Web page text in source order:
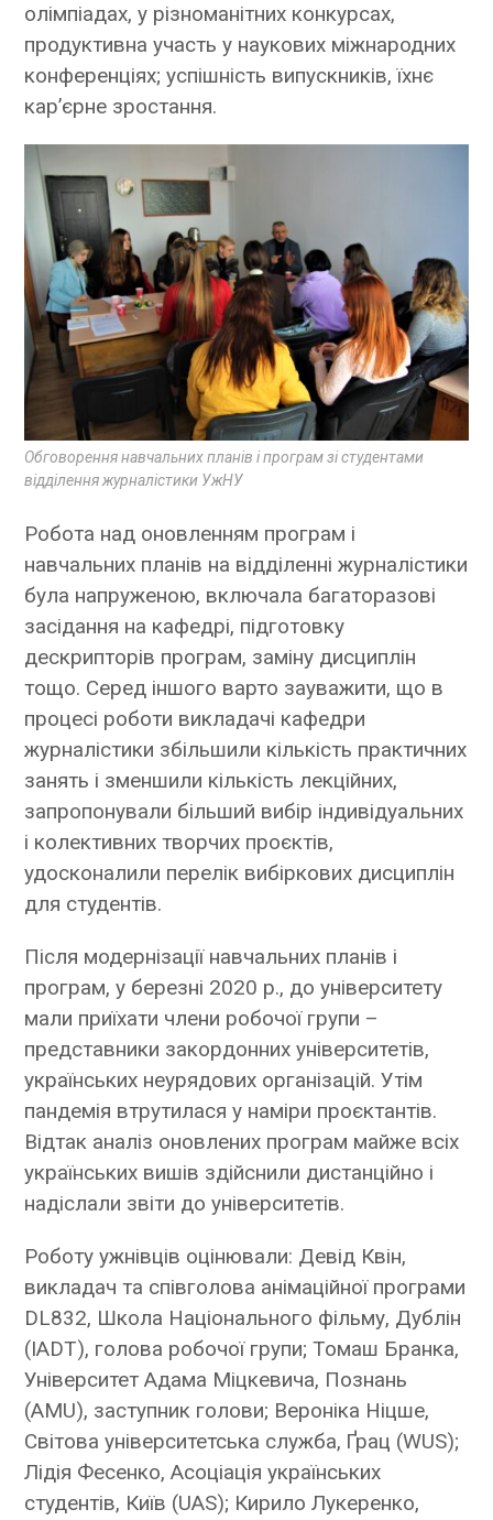
олімпіадах, у різноманітних конкурсах,
продуктивна участь у наукових міжнародних
конференціях; успішність випускників, їхнє
кар’єрне зростання.
Обговорення навчальних планів і програм зі студентами
відділення журналістики УжНУ
Робота над оновленням програм і
навчальних планів на відділенні журналістики
була напруженою, включала багаторазові
засідання на кафедрі, підготовку
дескрипторів програм, заміну дисциплін
тощо. Серед іншого варто зауважити, що в
процесі роботи викладачі кафедри
журналістики збільшили кількість практичних
занять і зменшили кількість лекційних,
запропонували більший вибір індивідуальних
і колективних творчих проєктів,
удосконалили перелік вибіркових дисциплін
для студентів.
Після модернізації навчальних планів і
програм, у березні 2020 р., до університету
мали приїхати члени робочої групи –
представники закордонних університетів,
українських неурядових організацій. Утім
пандемія втрутилася у наміри проєктантів.
Відтак аналіз оновлених програм майже всіх
українських вишів здійснили дистанційно і
надіслали звіти до університетів.
Роботу ужнівців оцінювали: Девід Квін,
викладач та співголова анімаційної програми
DL832, Школа Національного фільму, Дублін
(IADT), голова робочої групи; Томаш Бранка,
Університет Адама Міцкевича, Познань
(AMU), заступник голови; Вероніка Ніцше,
Світова університетська служба, Ґрац (WUS);
Лідія Фесенко, Асоціація українських
студентів, Київ (UAS); Кирило Лукеренко,